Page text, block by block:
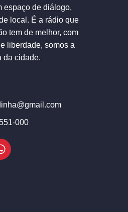
espaço de diálogo,
local. É a rádio que
tem de melhor, com
liberdade, somos a
da cidade.
000